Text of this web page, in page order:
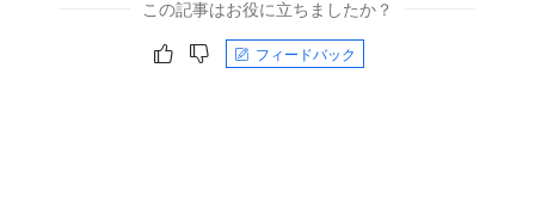
この記事はお役に立ちましたか？
フィードバック